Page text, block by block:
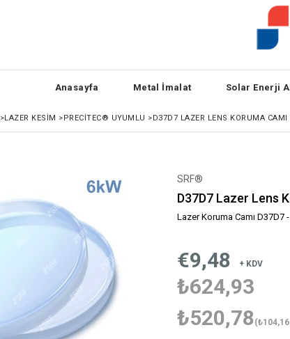
Anasayfa Metal İmalat Solar Enerji
>LAZER KESIM >PRECITEC® UYUMLU >D37D7 LAZER LENS KORUMA CAMI
SRF®
D37D7 Lazer Lens
Lazer Koruma Camı D37D7
€9,48 + KDV
₺624,93
₺520,78